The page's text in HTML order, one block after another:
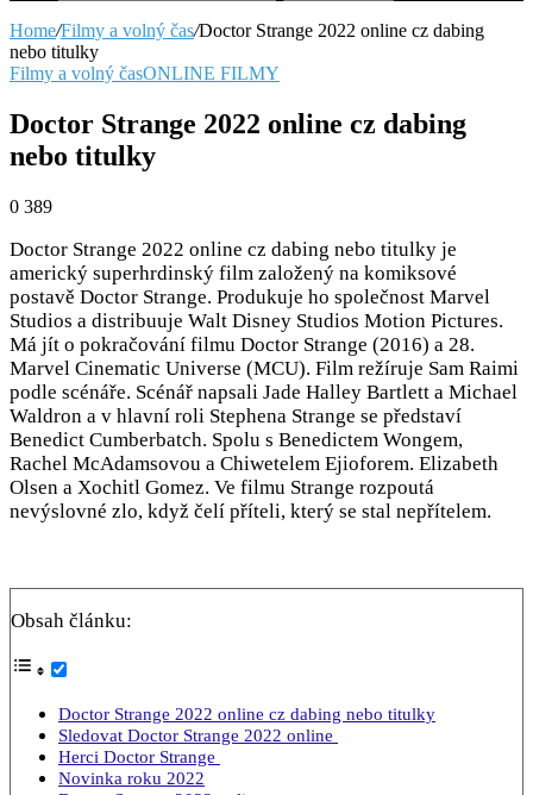
Home/Filmy a volný čas/Doctor Strange 2022 online cz dabing
nebo titulky
Filmy a volný časONLINE FILMY
Doctor Strange 2022 online cz dabing
nebo titulky
0 389
Doctor Strange 2022 online cz dabing nebo titulky je
americký superhrdinský film založený na komiksové
postavě Doctor Strange. Produkuje ho společnost Marvel
Studios a distribuuje Walt Disney Studios Motion Pictures.
Má jít o pokračování filmu Doctor Strange (2016) a 28.
Marvel Cinematic Universe (MCU). Film režíruje Sam Raimi
podle scénáře. Scénář napsali Jade Halley Bartlett a Michael
Waldron a v hlavní roli Stephena Strange se představí
Benedict Cumberbatch. Spolu s Benedictem Wongem,
Rachel McAdamsovou a Chiwetelem Ejioforem. Elizabeth
Olsen a Xochitl Gomez. Ve filmu Strange rozpoutá
nevýslovné zlo, když čelí příteli, který se stal nepřítelem.
Obsah článku:
Doctor Strange 2022 online cz dabing nebo titulky
Sledovat Doctor Strange 2022 online
Herci Doctor Strange
Novinka roku 2022